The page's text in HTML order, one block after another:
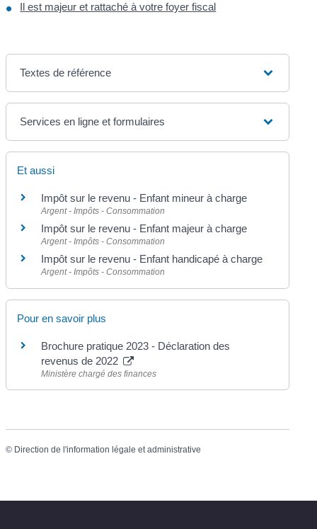
Il est majeur et rattaché à votre foyer fiscal
Textes de référence
Services en ligne et formulaires
Et aussi
Impôt sur le revenu - Enfant mineur à charge
Argent - Impôts - Consommation
Impôt sur le revenu - Enfant majeur à charge
Argent - Impôts - Consommation
Impôt sur le revenu - Enfant handicapé à charge
Argent - Impôts - Consommation
Pour en savoir plus
Brochure pratique 2023 - Déclaration des
revenus de 2022
Ministère chargé des finances
© Direction de l'information légale et administrative